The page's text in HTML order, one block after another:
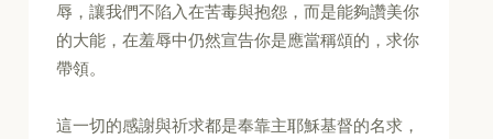
辱，讓我們不陷入在苦毒與抱怨，而是能夠讚美你
的大能，在羞辱中仍然宣告你是應當稱頌的，求你
帶領。
這一切的感謝與祈求都是奉靠主耶穌基督的名求，